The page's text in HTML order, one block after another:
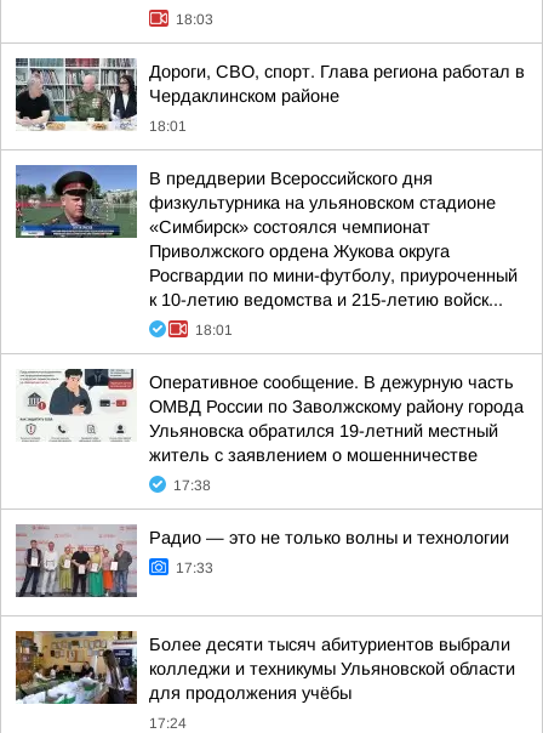
18:03
Дороги, СВО, спорт. Глава региона работал в
Чердаклинском районе
18:01
В преддверии Всероссийского дня
физкультурника на ульяновском стадионе
«Симбирск» состоялся чемпионат
Приволжского ордена Жукова округа
Росгвардии по мини-футболу, приуроченный
к 10-летию ведомства и 215-летию войск...
18:01
Оперативное сообщение. В дежурную часть
ОМВД России по Заволжскому району города
Ульяновска обратился 19-летний местный
житель с заявлением о мошенничестве
17:38
Радио — это не только волны и технологии
17:33
Более десяти тысяч абитуриентов выбрали
колледжи и техникумы Ульяновской области
для продолжения учёбы
17:24